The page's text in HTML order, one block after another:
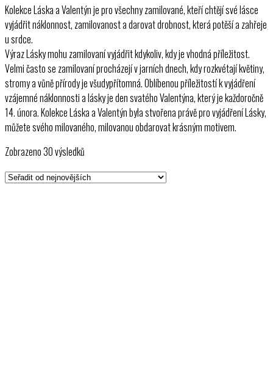
Kolekce Láska a Valentýn je pro všechny zamilované, kteří chtějí své lásce
vyjádřit náklonnost, zamilovanost a darovat drobnost, která potěší a zahřeje
u srdce.
Výraz Lásky mohu zamilovaní vyjádřit kdykoliv, kdy je vhodná příležitost.
Velmi často se zamilovaní procházejí v jarních dnech, kdy rozkvétají květiny,
stromy a vůně přírody je všudypřítomná. Oblíbenou příležitostí k vyjádření
vzájemné náklonnosti a lásky je den svatého Valentýna, který je každoročně
14. února. Kolekce Láska a Valentýn byla stvořena právě pro vyjádření Lásky,
můžete svého milovaného, milovanou obdarovat krásným motivem.
Zobrazeno 30 výsledků
nejnovějších